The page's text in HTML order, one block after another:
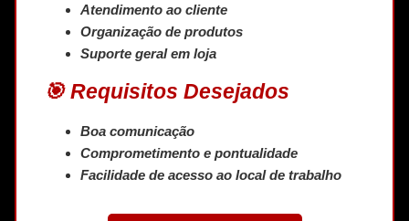
Atendimento ao cliente
Organização de produtos
Suporte geral em loja
🎯 Requisitos Desejados
Boa comunicação
Comprometimento e pontualidade
Facilidade de acesso ao local de trabalho